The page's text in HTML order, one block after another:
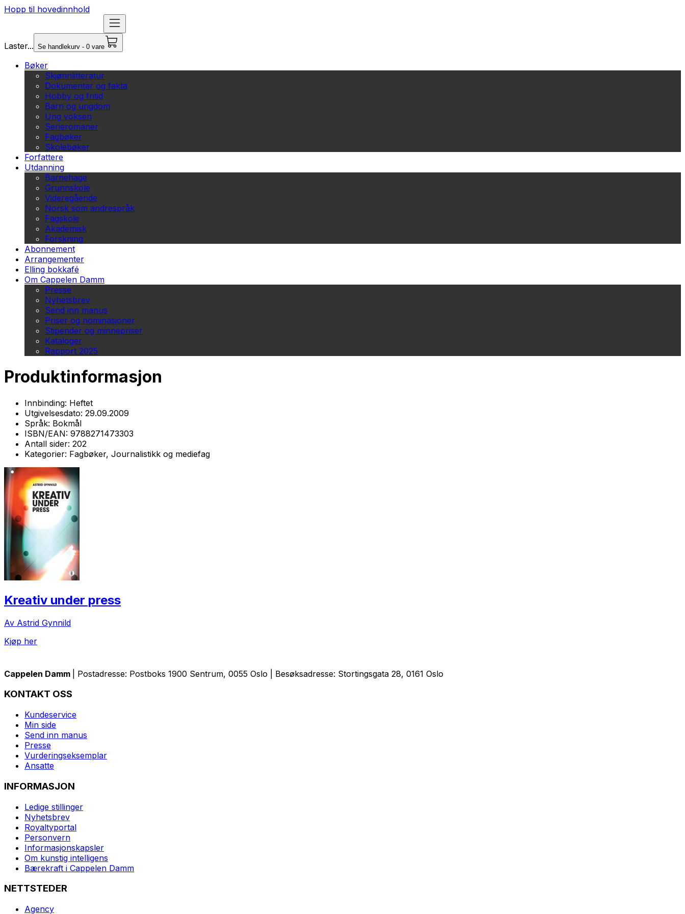
Hopp til hovedinnhold
Laster... Se handlekurv - 0 vare
Bøker
Skjønnlitteratur
Dokumentar og fakta
Hobby og fritid
Barn og ungdom
Ung voksen
Serieromaner
Fagbøker
Skolebøker
Forfattere
Utdanning
Barnehage
Grunnskole
Videregående
Norsk som andrespråk
Fagskole
Akademisk
Forskning
Abonnement
Arrangementer
Elling bokkafé
Om Cappelen Damm
Presse
Nyhetsbrev
Send inn manus
Priser og nominasjoner
Stipender og minnepriser
Kataloger
Rapport 2025
Produktinformasjon
Innbinding: Heftet
Utgivelsesdato: 29.09.2009
Språk: Bokmål
ISBN/EAN: 9788271473303
Antall sider: 202
Kategorier: Fagbøker, Journalistikk og mediefag
Kreativ under press
Av Astrid Gynnild
Kjøp her
Cappelen Damm | Postadresse: Postboks 1900 Sentrum, 0055 Oslo | Besøksadresse: Stortingsgata 28, 0161 Oslo
KONTAKT OSS
Kundeservice
Min side
Send inn manus
Presse
Vurderingseksemplar
Ansatte
INFORMASJON
Ledige stillinger
Nyhetsbrev
Royaltyportal
Personvern
Informasjonskapsler
Om kunstig intelligens
Bærekraft i Cappelen Damm
NETTSTEDER
Agency